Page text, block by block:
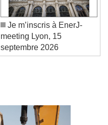
Je m’inscris à EnerJ-
meeting Lyon, 15
septembre 2026